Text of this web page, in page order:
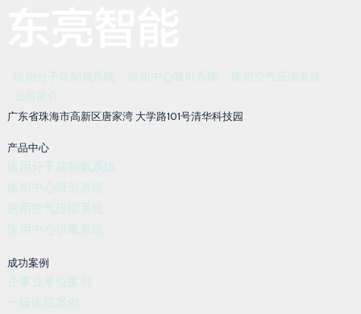
医用分子筛制氧系统 医用中心吸引系统
医用空气压缩系统
公司简介
广东省珠海市高新区唐家湾 大学路101号清华科技园
产品中心
医用分子筛制氧系统
医用中心吸引系统
医用空气压缩系统
医用中心供氧系统
成功案例
企事业单位案例
一级医院案例